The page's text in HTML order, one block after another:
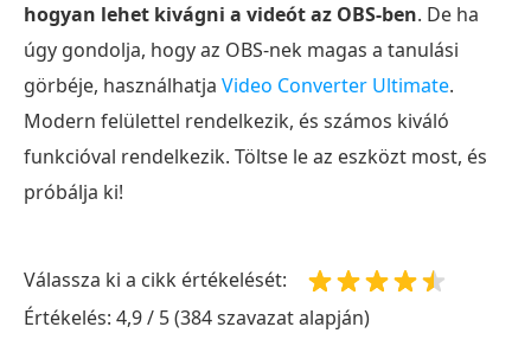
hogyan lehet kivágni a videót az OBS-ben. De ha
úgy gondolja, hogy az OBS-nek magas a tanulási
görbéje, használhatja Video Converter Ultimate.
Modern felülettel rendelkezik, és számos kiváló
funkcióval rendelkezik. Töltse le az eszközt most, és
próbálja ki!
Válassza ki a cikk értékelését:
Értékelés: 4,9 / 5 (384 szavazat alapján)